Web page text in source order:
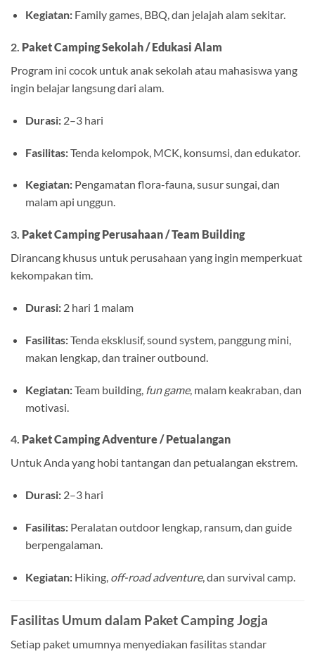
Kegiatan:Family games, BBQ, dan jelajah alam sekitar.
2. Paket Camping Sekolah / Edukasi Alam
Program ini cocok untuk anak sekolah atau mahasiswa yang
ingin belajar langsung dari alam.
Durasi:2–3 hari
Fasilitas:Tenda kelompok, MCK, konsumsi, dan edukator.
Kegiatan:Pengamatan flora-fauna, susur sungai, dan
malam api unggun.
3. Paket Camping Perusahaan / Team Building
Dirancang khusus untuk perusahaan yang ingin memperkuat
kekompakan tim.
Durasi:2 hari 1 malam
Fasilitas:Tenda eksklusif, sound system, panggung mini,
makan lengkap, dan trainer outbound.
Kegiatan:Team building, fun game, malam keakraban, dan
motivasi.
4. Paket Camping Adventure / Petualangan
Untuk Anda yang hobi tantangan dan petualangan ekstrem.
Durasi:2–3 hari
Fasilitas:Peralatan outdoor lengkap, ransum, dan guide
berpengalaman.
Kegiatan:Hiking, off-road adventure, dan survival camp.
Fasilitas Umum dalam Paket Camping Jogja
Setiap paket umumnya menyediakan fasilitas standar